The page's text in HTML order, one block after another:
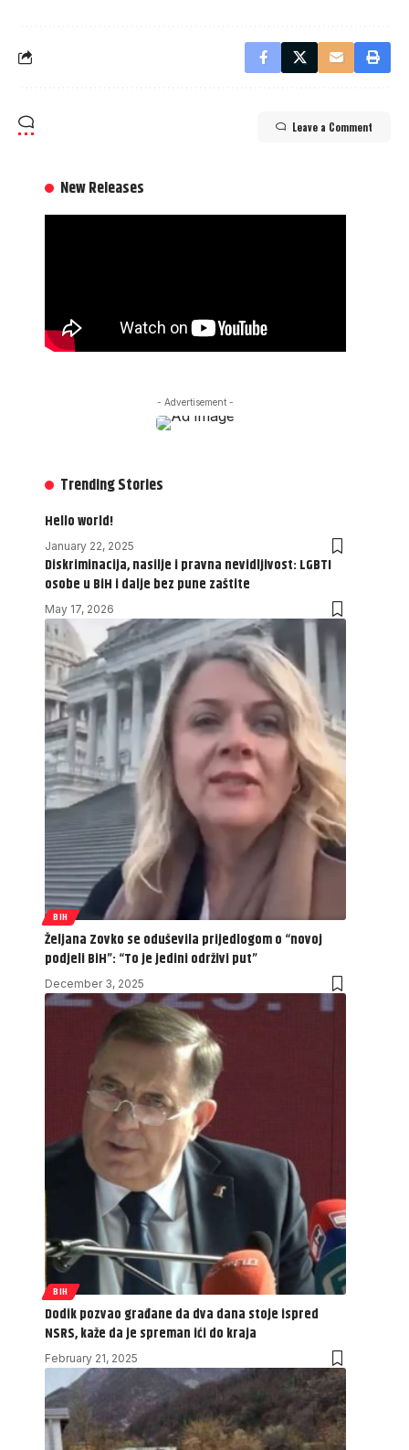
Leave a Comment
New Releases
- Advertisement -
Trending Stories
Hello world!
January 22, 2025
Diskriminacija, nasilje i pravna nevidljivost: LGBTI
osobe u BiH i dalje bez pune zaštite
May 17, 2026
BIH
Željana Zovko se oduševila prijedlogom o “novoj
podjeli BiH”: “To je jedini održivi put”
December 3, 2025
BIH
Dodik pozvao građane da dva dana stoje ispred
NSRS, kaže da je spreman ići do kraja
February 21, 2025